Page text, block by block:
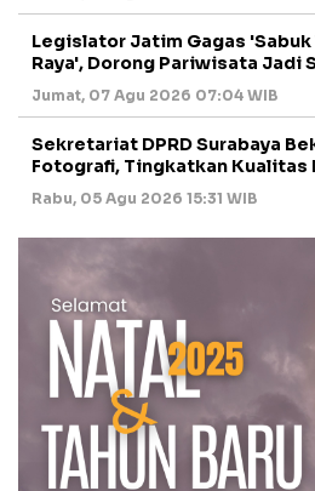
Legislator Jatim Gagas
Raya', Dorong Pariwisata Jadi
Jumat, 07 Agu 2026 07:04 WIB
Sekretariat DPRD Surabaya
Fotografi, Tingkatkan Kualitas
Rabu, 05 Agu 2026 15:31 WIB